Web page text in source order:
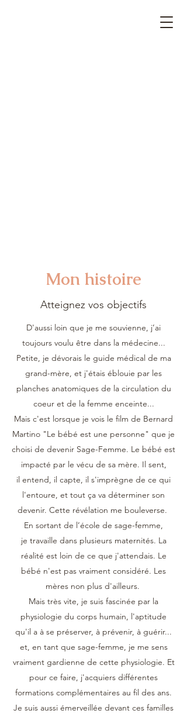
Mon histoire
Atteignez vos objectifs
D'aussi loin que je me souvienne, j’ai
toujours voulu être dans la médecine...
Petite, je dévorais le guide médical de ma
grand-mère, et j'étais éblouie par les
planches anatomiques de la circulation du
coeur et de la femme enceinte...
Mais c'est lorsque je vois le film de Bernard
Martino "Le bébé est une personne" que je
choisi de devenir Sage-Femme. Le bébé est
impacté par le vécu de sa mère. Il sent,
il entend, il capte, il s'imprègne de ce qui
l'entoure, et tout ça va déterminer son
devenir. Cette révélation me bouleverse.
En sortant de l’école de sage-femme,
je travaille dans plusieurs maternités. La
réalité est loin de ce que j'attendais. Le
bébé n'est pas vraiment considéré. Les
mères non plus d'ailleurs.
Mais très vite, je suis fascinée par la
physiologie du corps humain, l'aptitude
qu'il a à se préserver, à prévenir, à guérir...
et, en tant que sage-femme, je me sens
vraiment gardienne de cette physiologie. Et
pour ce faire, j'acquiers différentes
formations complémentaires au fil des ans.
Je suis aussi émerveillée devant ces familles